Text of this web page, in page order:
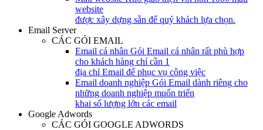
website
được xây dựng sẵn để quý khách lựa chọn.
Email Server
CÁC GÓI EMAIL
Email cá nhân Gói Email cá nhân rất phù hợp
cho khách hàng chỉ cần 1
địa chỉ Email để phục vụ công việc
Email doanh nghiệp Gói Email dành riêng cho
những doanh nghiệp muốn triển
khai số lượng lớn các email
Google Adwords
CÁC GÓI GOOGLE ADWORDS